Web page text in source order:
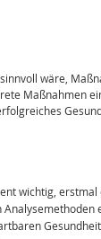
wäre,
Maßnahmen
wichtig, erstmal